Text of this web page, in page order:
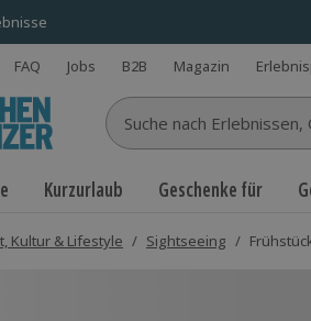
FAQ Jobs B2B Magazin
Suche nach Erlebnissen...
Kurzurlaub Geschenke für
Kultur & Lifestyle / Sightseeing /